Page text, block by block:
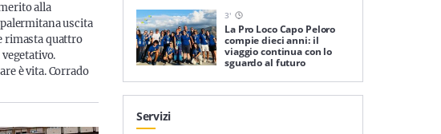
alla
uscita
rimasta quattro
è vita. Corrado
3'
La Pro Loco Capo Peloro
compie dieci anni: il
viaggio continua con lo
sguardo al futuro
Servizi